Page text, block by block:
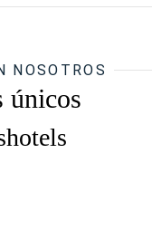
NOSOTROS
únicos